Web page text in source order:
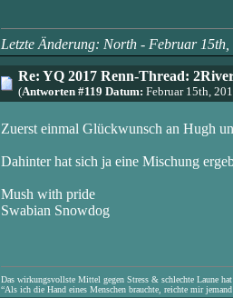
Letzte Änderung: North - Februar
Re: YQ 2017 Renn-Thread:
(Antworten #119 Datum: Februar 15th,
Zuerst einmal Glückwunsch an Hugh
Dahinter hat sich ja eine Mischung
Mush with pride
Swabian Snowdog
Das wirkungsvollste Mittel gegen Stress & schlechte Laune
“Als ich die Hand eines Menschen brauchte, reichte mir jemand